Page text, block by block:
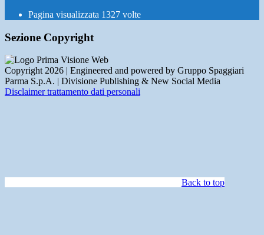
Pagina visualizzata 1327 volte
Sezione Copyright
Copyright 2026 | Engineered and powered by Gruppo Spaggiari
Parma S.p.A. | Divisione Publishing & New Social Media
Disclaimer trattamento dati personali
Back to top